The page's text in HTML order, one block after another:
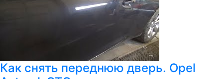
Как снять переднюю дверь. Opel